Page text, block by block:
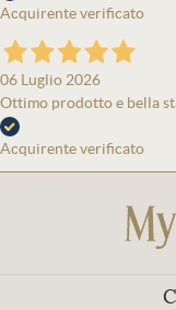
Acquirente verificato
06 Luglio 2026
Ottimo prodotto e bella
Acquirente verificato